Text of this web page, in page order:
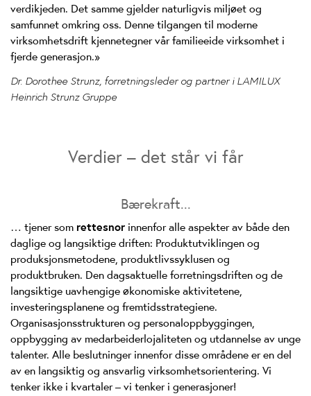
verdikjeden. Det samme gjelder naturligvis miljøet og
samfunnet omkring oss. Denne tilgangen til moderne
virksomhetsdrift kjennetegner vår familieeide virksomhet i
fjerde generasjon.»
Dr. Dorothee Strunz, forretningsleder og partner i LAMILUX
Heinrich Strunz Gruppe
Verdier – det står vi får
Bærekraft...
… tjener som rettesnor innenfor alle aspekter av både den
daglige og langsiktige driften: Produktutviklingen og
produksjonsmetodene, produktlivssyklusen og
produktbruken. Den dagsaktuelle forretningsdriften og de
langsiktige uavhengige økonomiske aktivitetene,
investeringsplanene og fremtidsstrategiene.
Organisasjonsstrukturen og personaloppbyggingen,
oppbygging av medarbeiderlojaliteten og utdannelse av unge
talenter. Alle beslutninger innenfor disse områdene er en del
av en langsiktig og ansvarlig virksomhetsorientering. Vi
tenker ikke i kvartaler – vi tenker i generasjoner!